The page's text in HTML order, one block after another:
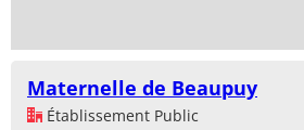
Maternelle de Beaupuy
Établissement Public